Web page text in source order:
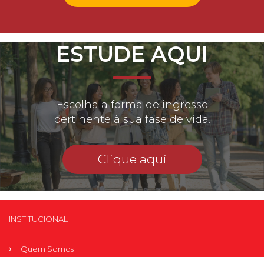
ESTUDE AQUI
Escolha a forma de ingresso
pertinente à sua fase de vida.
Clique aqui
INSTITUCIONAL
Quem Somos